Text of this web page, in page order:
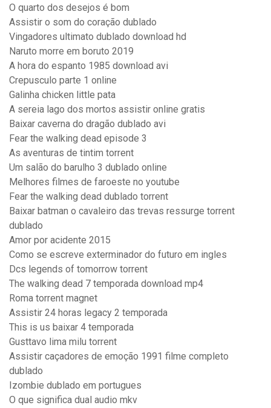
O quarto dos desejos é bom
Assistir o som do coração dublado
Vingadores ultimato dublado download hd
Naruto morre em boruto 2019
A hora do espanto 1985 download avi
Crepusculo parte 1 online
Galinha chicken little pata
A sereia lago dos mortos assistir online gratis
Baixar caverna do dragão dublado avi
Fear the walking dead episode 3
As aventuras de tintim torrent
Um salão do barulho 3 dublado online
Melhores filmes de faroeste no youtube
Fear the walking dead dublado torrent
Baixar batman o cavaleiro das trevas ressurge torrent
dublado
Amor por acidente 2015
Como se escreve exterminador do futuro em ingles
Dcs legends of tomorrow torrent
The walking dead 7 temporada download mp4
Roma torrent magnet
Assistir 24 horas legacy 2 temporada
This is us baixar 4 temporada
Gusttavo lima milu torrent
Assistir caçadores de emoção 1991 filme completo
dublado
Izombie dublado em portugues
O que significa dual audio mkv